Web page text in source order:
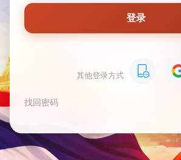
登录
其他登录方式
找回密码